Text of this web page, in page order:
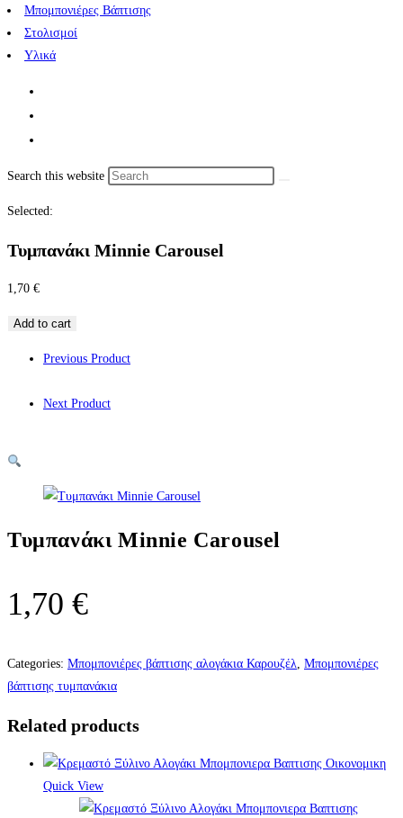
Μπομπονιέρες Βάπτισης
Στολισμοί
Υλικά
Search this website
Selected:
Τυμπανάκι Minnie Carousel
1,70 €
Add to cart
Previous Product
Next Product
Τυμπανάκι Minnie Carousel
1,70 €
Categories: Μπομπονιέρες βάπτισης αλογάκια Καρουζέλ, Μπομπονιέρες
βάπτισης τυμπανάκια
Related products
Quick View